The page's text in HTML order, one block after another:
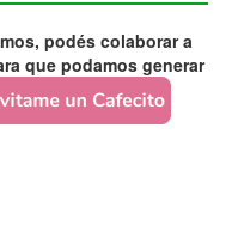
podés colaborar a
que podamos generar